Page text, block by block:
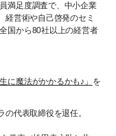
満足度調査で、中小企業
経営術や自己啓発のセミ
国から80社以上の経営者
に魔法がかかるかも♪」 を
代表取締役を退任。